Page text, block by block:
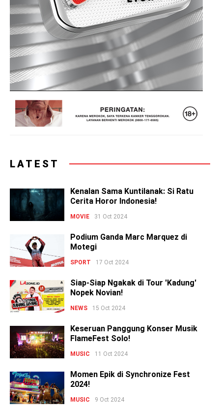
LATEST
Kenalan Sama Kuntilanak: Si Ratu
Cerita Horor Indonesia!
MOVIE 31 Oct 2024
Podium Ganda Marc Marquez di
Motegi
SPORT 17 Oct 2024
Siap-Siap Ngakak di Tour 'Kadung'
Nopek Novian!
NEWS 15 Oct 2024
Keseruan Panggung Konser Musik
FlameFest Solo!
MUSIC 11 Oct 2024
Momen Epik di Synchronize Fest
2024!
MUSIC 9 Oct 2024